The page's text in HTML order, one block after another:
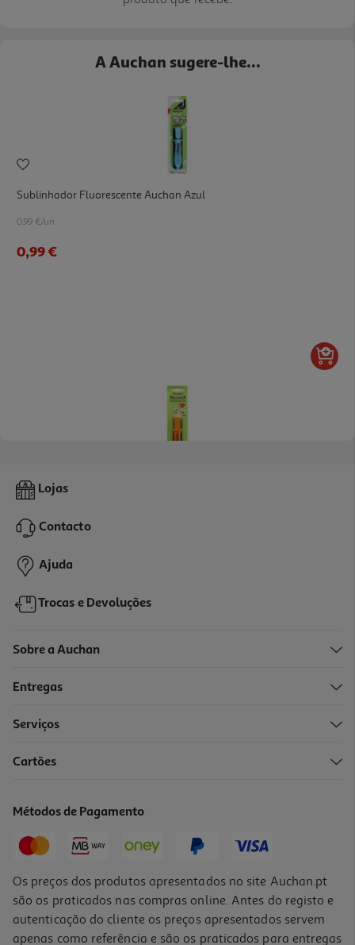
A Auchan sugere-lhe...
Sublinhador Fluorescente Auchan Azul
0.99 €/un
0,99 €
Sublinhador Auchan Fluorescente Laranja
0,99 €
Lojas
Contacto
Ajuda
Trocas e Devoluções
Sobre a Auchan
Entregas
Serviços
Cartões
Métodos de Pagamento
Os preços dos produtos apresentados no site Auchan.pt
são os praticados nas compras online. Antes do registo e
autenticação do cliente os preços apresentados servem
apenas como referência e são os praticados para entregas